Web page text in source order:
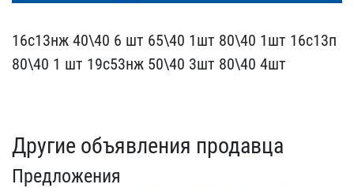
16с13нж 40\40 6 шт 65\40​ 1шт 80\40 1шт 16с13п
80​\40 1 шт 19с53нж 50\40 3​шт 80\40 4шт
Другие объявления продавца
Предложения